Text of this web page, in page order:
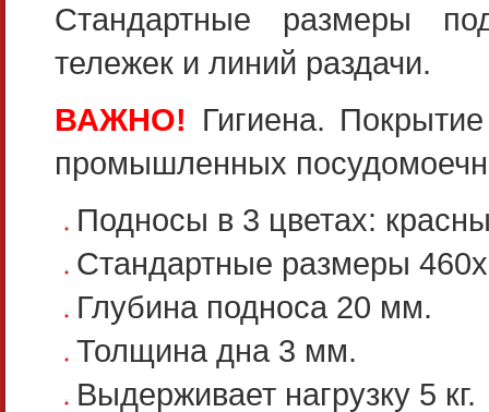
Стандартные размеры
тележек и линий раздачи.
ВАЖНО! Гигиена.
промышленных
Подносы в 3 цветах:
Стандартные размеры
Глубина подноса 20 мм.
Толщина дна 3 мм.
Выдерживает нагрузку 5 кг.